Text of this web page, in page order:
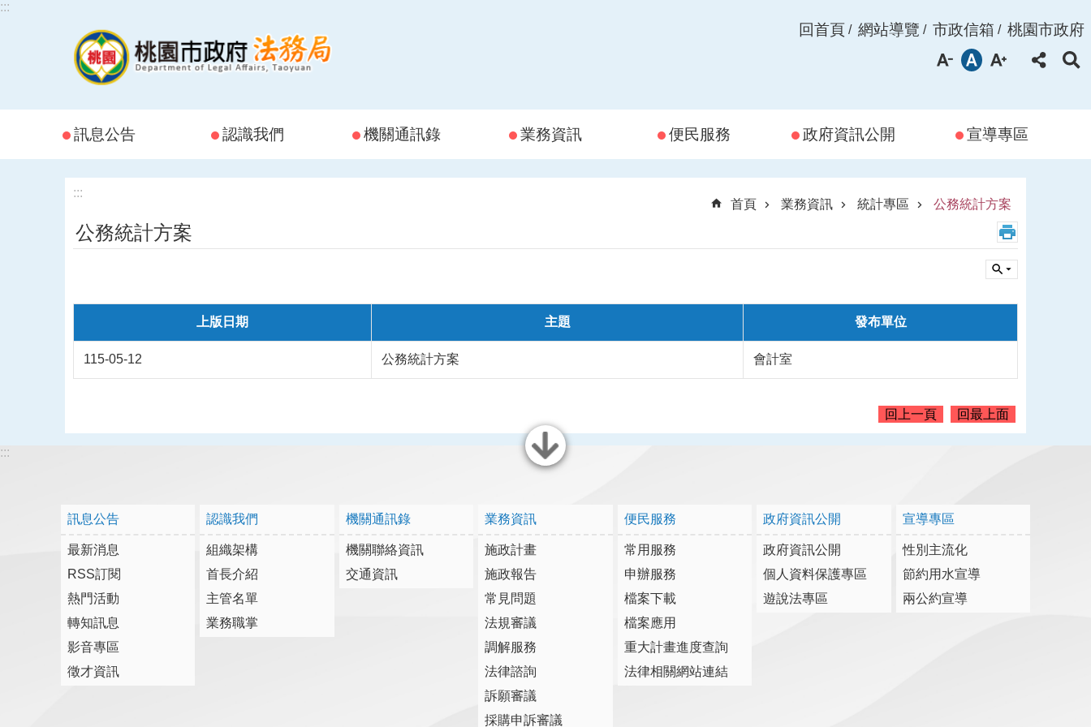
跳到主要內容區塊
:::
回首頁 網站導覽 市政信箱 桃園市政府
訊息公告 認識我們 機關通訊錄 業務資訊 便民服務 政府資訊公開 宣導專區
:::
首頁
業務資訊 統計專區 公務統計方案
公務統計方案
上版日期 主題 發布單位
115-05-12 公務統計方案 會計室
回上一頁 回最上面
關閉
:::
訊息公告
最新消息
RSS訂閱
熱門活動
轉知訊息
影音專區
徵才資訊
認識我們
組織架構
首長介紹
主管名單
業務職掌
機關通訊錄
機關聯絡資訊
交通資訊
業務資訊
施政計畫
施政報告
常見問題
法規審議
調解服務
法律諮詢
訴願審議
採購申訴審議
便民服務
常用服務
申辦服務
檔案下載
檔案應用
重大計畫進度查詢
法律相關網站連結
政府資訊公開
政府資訊公開
個人資料保護專區
遊說法專區
宣導專區
性別主流化
節約用水宣導
兩公約宣導